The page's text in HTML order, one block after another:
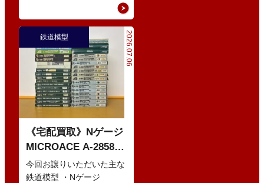
2026.07.06
鉄道模型
《宅配買取》Nゲージ
MICROACE A-2858
京阪8000系 新塗装 な
どの鉄道模型
今回お譲りいただいた主な
鉄道模型 ・Nゲージ